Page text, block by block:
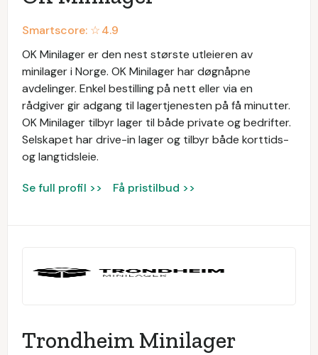
Smartscore: ☆4.9
OK Minilager er den nest største utleieren av
minilager i Norge. OK Minilager har døgnåpne
avdelinger. Enkel bestilling på nett eller via en
rådgiver gir adgang til lagertjenesten på få minutter.
OK Minilager tilbyr lager til både private og bedrifter.
Selskapet har drive-in lager og tilbyr både korttids-
og langtidsleie.
Se full profil >> Få pristilbud >>
Trondheim Minilager